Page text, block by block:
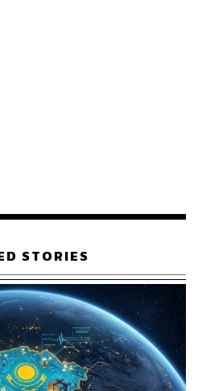
ดพรีเมียม และจะมุ่งเน้นไปที่การ
ง ประสิทธิภาพของชิปดังกล่าว
นำเสนอเครื่องที่มีประสิทธิภาพ
างและเบา โดยเทคโนโลยีรุ่น
าที่กว้างขึ้นด้วยเช่นกัน
STORIES